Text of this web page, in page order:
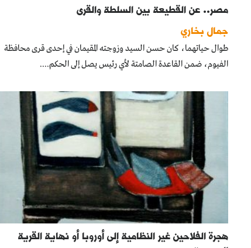
مصر.. عن القطيعة بين السلطة والقرى
جمال بخاري
طوال حياتهما، كان حسن السيد وزوجته المقيمان في إحدى قرى محافظة
الفيوم، ضمن القاعدة الصامتة لأي رئيس يصل إلى الحكم....
هجرة الفلاحين غير النظامية إلى أوروبا أو نهاية القرية